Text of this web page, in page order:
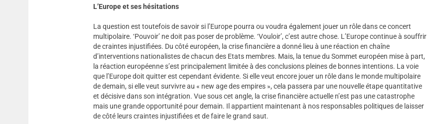
L’Europe et ses hésitations
La question est toutefois de savoir si l’Europe pourra ou voudra également jouer un rôle dans ce concert
multipolaire. ‘Pouvoir’ ne doit pas poser de problème. ‘Vouloir’, c’est autre chose. L’Europe continue à souffrir
de craintes injustifiées. Du côté européen, la crise financière a donné lieu à une réaction en chaîne
d’interventions nationalistes de chacun des Etats membres. Mais, la tenue du Sommet européen mise à part,
la réaction européenne s’est principalement limitée à des conclusions pleines de bonnes intentions. La voie
que l’Europe doit quitter est cependant évidente. Si elle veut encore jouer un rôle dans le monde multipolaire
de demain, si elle veut survivre au « new age des empires », cela passera par une nouvelle étape quantitative
et décisive dans son intégration. Vue sous cet angle, la crise financière actuelle n’est pas une catastrophe
mais une grande opportunité pour demain. Il appartient maintenant à nos responsables politiques de laisser
de côté leurs craintes injustifiées et de faire le grand saut.